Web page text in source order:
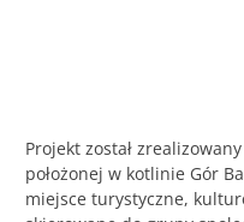
Projekt został
położonej w kotlinie Gór
miejsce turystyczne,